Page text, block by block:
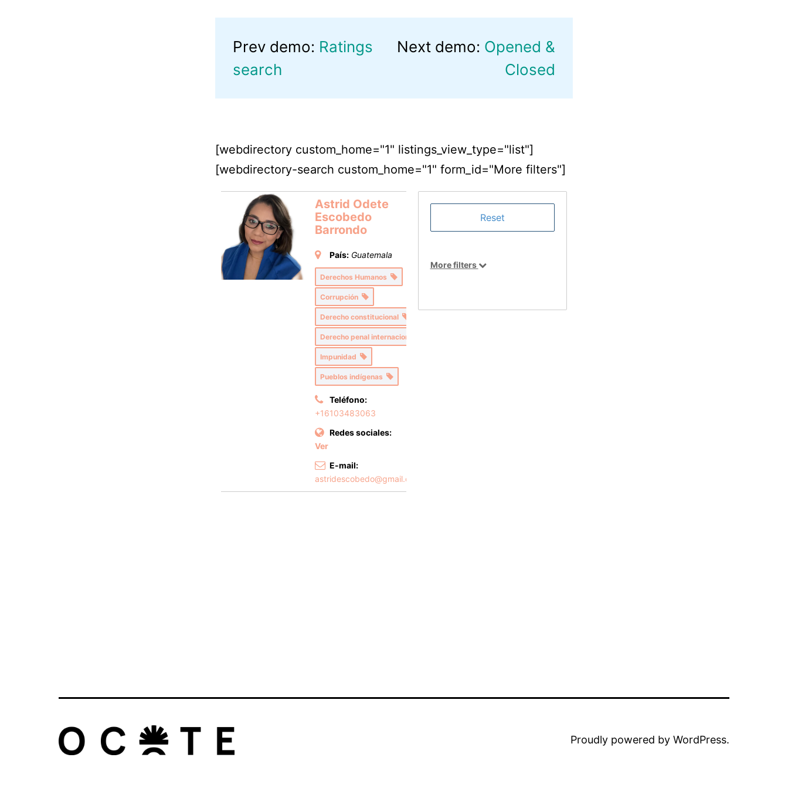
Prev demo: Ratings
search
Next demo: Opened &
Closed
[webdirectory custom_home="1" listings_view_type="list"]
[webdirectory-search custom_home="1" form_id="More filters"]
Astrid Odete
Escobedo
Barrondo
País: Guatemala
Derechos Humanos
Corrupción
Derecho constitucional
Derecho penal internacional
Impunidad
Pueblos indígenas
Teléfono:
+16103483063
Redes sociales:
Ver
E-mail:
astridescobedo@gmail.com
More filters
Proudly powered by WordPress.